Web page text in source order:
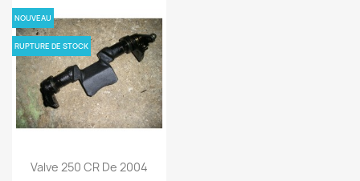
Valve 250 CR De 2004
NOUVEAU
RUPTURE DE STOCK